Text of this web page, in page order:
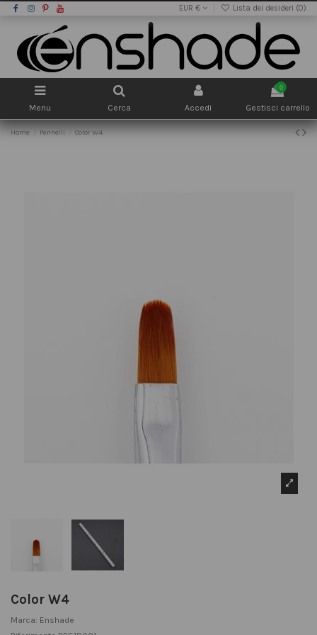
EUR € Lista dei desideri (0)
Menu Cerca Accedi
0
Gestisci carrello
Home Pennelli Color W4
Color W4
Marca: Enshade